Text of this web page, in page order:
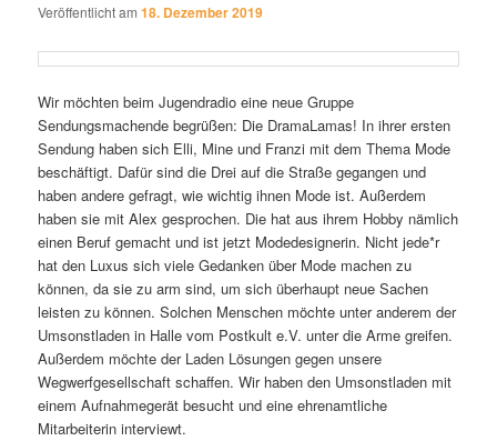
Veröffentlicht am18. Dezember 2019
Wir möchten beim Jugendradio eine neue Gruppe
Sendungsmachende begrüßen: Die DramaLamas! In ihrer ersten
Sendung haben sich Elli, Mine und Franzi mit dem Thema Mode
beschäftigt. Dafür sind die Drei auf die Straße gegangen und
haben andere gefragt, wie wichtig ihnen Mode ist. Außerdem
haben sie mit Alex gesprochen. Die hat aus ihrem Hobby nämlich
einen Beruf gemacht und ist jetzt Modedesignerin. Nicht jede*r
hat den Luxus sich viele Gedanken über Mode machen zu
können, da sie zu arm sind, um sich überhaupt neue Sachen
leisten zu können. Solchen Menschen möchte unter anderem der
Umsonstladen in Halle vom Postkult e.V. unter die Arme greifen.
Außerdem möchte der Laden Lösungen gegen unsere
Wegwerfgesellschaft schaffen. Wir haben den Umsonstladen mit
einem Aufnahmegerät besucht und eine ehrenamtliche
Mitarbeiterin interviewt.